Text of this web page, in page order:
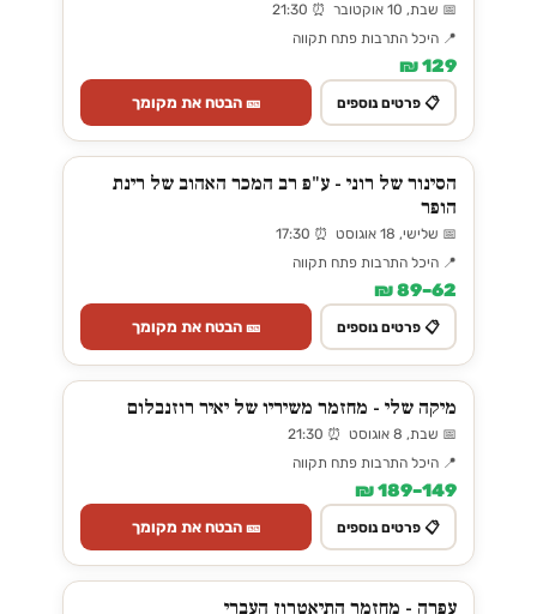
📅 שבת, 10 אוקטובר ⏰ 21:30
📍 היכל התרבות פתח תקווה
129 ₪
📋 פרטים נוספים 🎫 הבטח את מקומך
הסינור של רוני - ע"פ רב המכר האהוב של רינת
הופר
📅 שלישי, 18 אוגוסט ⏰ 17:30
📍 היכל התרבות פתח תקווה
62–89 ₪
📋 פרטים נוספים 🎫 הבטח את מקומך
מיקה שלי - מחזמר משיריו של יאיר רוזנבלום
📅 שבת, 8 אוגוסט ⏰ 21:30
📍 היכל התרבות פתח תקווה
149–189 ₪
📋 פרטים נוספים 🎫 הבטח את מקומך
עפרה - מחזמר התיאטרון העברי